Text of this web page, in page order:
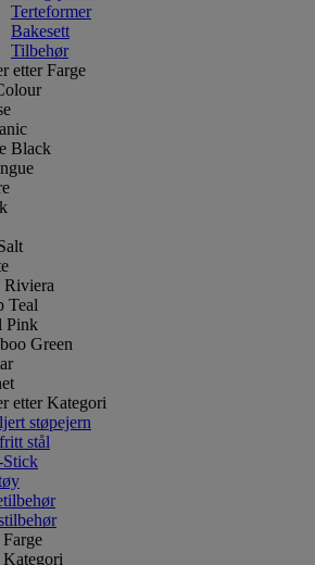
Terteformer
Bakesett
Tilbehør
etter Farge
Black
Riviera
Teal
Pink
Green
etter Kategori
støpejern
stål
Kategori